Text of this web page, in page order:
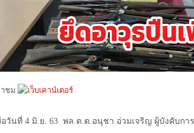
ชม
อวันที่ 4 มิ.ย. 63 พล.ต.ต.อนุชา อ่วมเจริญ ผู้บังคับกา